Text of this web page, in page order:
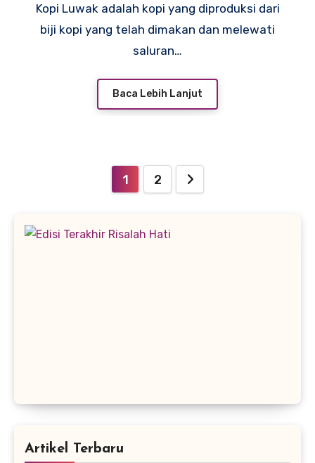
Kopi Luwak adalah kopi yang diproduksi dari
biji kopi yang telah dimakan dan melewati
saluran…
Baca Lebih Lanjut
1 2
Artikel Terbaru